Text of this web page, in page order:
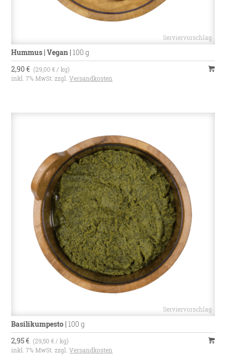
Hummus | Vegan |100 g
2,90 € (29,00 € / kg)
inkl. 7% MwSt. zzgl.Versandkosten
Basilikumpesto |100 g
2,95 € (29,50 € / kg)
inkl. 7% MwSt. zzgl.Versandkosten